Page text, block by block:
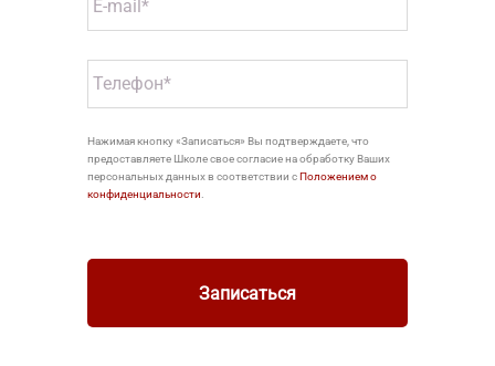
Нажимая кнопку «Записаться» Вы подтверждаете, что
предоставляете Школе свое согласие на обработку Ваших
персональных данных в соответствии сПоложением о
конфиденциальности